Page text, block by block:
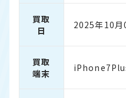
買取
日
2025年10月
買取
端末